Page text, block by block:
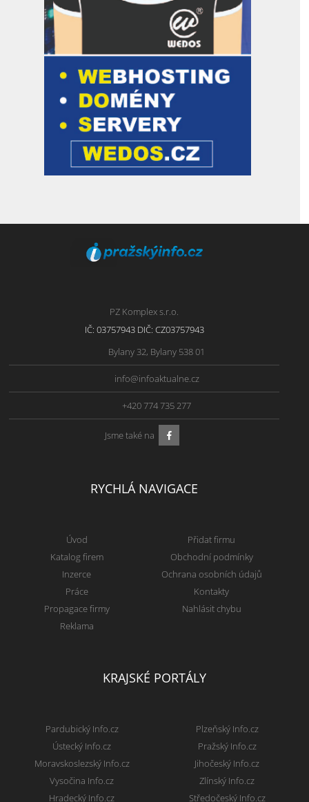
PZ Komplex s.r.o.
IČ: 03757943 DIČ: CZ03757943
Bylany 32, Bylany 538 01
info@infoaktualne.cz
+420 774 735 277
Jsme také na
RYCHLÁ NAVIGACE
Úvod
Katalog firem
Inzerce
Práce
Propagace firmy
Reklama
Přidat firmu
Obchodní podmínky
Ochrana osobních údajů
Kontakty
Nahlásit chybu
KRAJSKÉ PORTÁLY
Pardubický Info.cz
Ústecký Info.cz
Moravskoslezský Info.cz
Vysočina Info.cz
Hradecký Info.cz
Plzeňský Info.cz
Pražský Info.cz
Jihočeský Info.cz
Zlínský Info.cz
Středočeský Info.cz